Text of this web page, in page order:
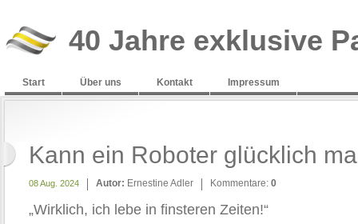
40 Jahre exklusive
Start Über uns Kontakt Impressum
Kann ein Roboter glücklich
08 Aug. 2024 Autor: Ernestine Adler Kommentare: 0
„Wirklich, ich lebe in finsteren Zeiten!“